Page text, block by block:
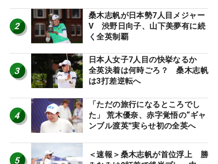
2
桑木志帆が日本勢7人目メジャー
V 渋野日向子、山下美夢有に続
く全英制覇
3
日本人女子7人目の快挙なるか
全英決着は何時ごろ？ 桑木志帆
は3打差逆転へ
4
「ただの旅行になるところでし
た」 荒木優奈、赤字覚悟の“ギャ
ンブル渡英”実らせ初の全英へ
5
＜速報＞桑木志帆が首位浮上 勝